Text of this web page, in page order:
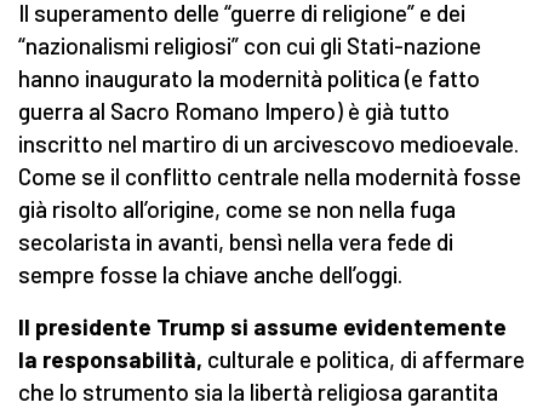
Il superamento delle “guerre di religione” e dei
“nazionalismi religiosi” con cui gli Stati-nazione
hanno inaugurato la modernità politica (e fatto
guerra al Sacro Romano Impero) è già tutto
inscritto nel martiro di un arcivescovo medioevale.
Come se il conflitto centrale nella modernità fosse
già risolto all’origine, come se non nella fuga
secolarista in avanti, bensì nella vera fede di
sempre fosse la chiave anche dell’oggi.
Il presidente Trump si assume evidentemente
la responsabilità, culturale e politica, di affermare
che lo strumento sia la libertà religiosa garantita